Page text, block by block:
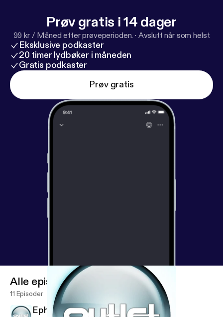
Prøv gratis i 14 dager
99 kr / Måned etter prøveperioden. · Avslutt når som helst
Eksklusive podkaster
20 timer lydbøker i måneden
Gratis podkaster
Prøv gratis
Alle episoder
11 Episoder
Ephesians Part 11: Suit Up